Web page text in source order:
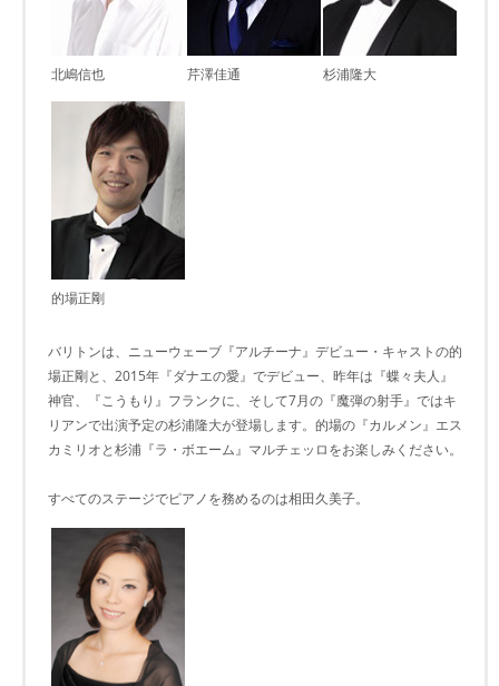
北嶋信也 芹澤佳通 杉浦隆大
的場正剛
バリトンは、ニューウェーブ『アルチーナ』デビュー・キャストの的
場正剛と、2015年『ダナエの愛』でデビュー、昨年は『蝶々夫人』
神官、『こうもり』フランクに、そして7月の『魔弾の射手』ではキ
リアンで出演予定の杉浦隆大が登場します。的場の『カルメン』エス
カミリオと杉浦『ラ・ボエーム』マルチェッロをお楽しみください。
すべてのステージでピアノを務めるのは相田久美子。